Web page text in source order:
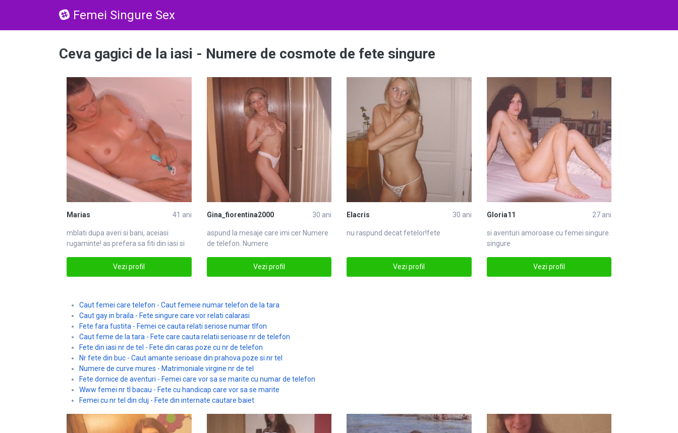
Femei Singure Sex
Ceva gagici de la iasi - Numere de cosmote de fete singure
Marias 41 ani
mblati dupa averi si bani, aceiasi
rugaminte! as prefera sa fiti din iasi si
Vezi profil
Gina_fiorentina2000 30 ani
aspund la mesaje care imi cerNumere
de telefon. Numere
Vezi profil
Elacris 30 ani
nu raspund decatfetelor!fete
Vezi profil
Gloria11 27 ani
si aventuri amoroase cu femei singure
singure
Vezi profil
Caut femei care telefon - Caut femeie numar telefon de la tara
Caut gay in braila - Fete singure care vor relati calarasi
Fete fara fustita - Femei ce cauta relati seriose numar tlfon
Caut feme de la tara - Fete care cauta relatii serioase nr de telefon
Fete din iasi nr de tel - Fete din caras poze cu nr de telefon
Nr fete din buc - Caut amante serioase din prahova poze si nr tel
Numere de curve mures - Matrimoniale virgine nr de tel
Fete dornice de aventuri - Femei care vor sa se marite cu numar de telefon
Www femei nr tl bacau - Fete cu handicap care vor sa se marite
Femei cu nr tel din cluj - Fete din internate cautare baiet